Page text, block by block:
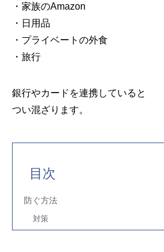
・家族のAmazon
・日用品
・プライベートの外食
・旅行
銀行やカードを連携していると
つい混ざります。
目次
防ぐ方法
対策